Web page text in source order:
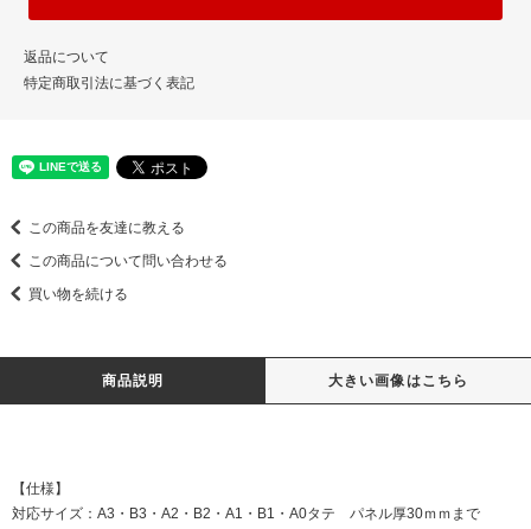
返品について
特定商取引法に基づく表記
この商品を友達に教える
この商品について問い合わせる
買い物を続ける
商品説明 大きい画像はこちら
【仕様】
対応サイズ：A3・B3・A2・B2・A1・B1・A0タテ パネル厚30ｍｍまで